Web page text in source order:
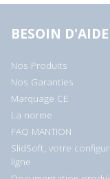
BESOIN
Nos Produits
Nos Garanties
Marquage CE
La norme
FAQ MANTION
SlidSoft, votre
ligne